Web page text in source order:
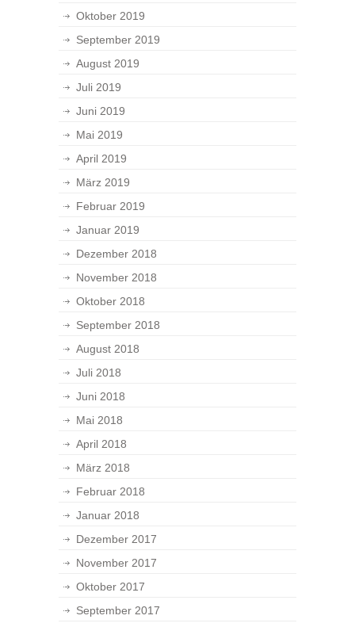
Oktober 2019
September 2019
August 2019
Juli 2019
Juni 2019
Mai 2019
April 2019
März 2019
Februar 2019
Januar 2019
Dezember 2018
November 2018
Oktober 2018
September 2018
August 2018
Juli 2018
Juni 2018
Mai 2018
April 2018
März 2018
Februar 2018
Januar 2018
Dezember 2017
November 2017
Oktober 2017
September 2017